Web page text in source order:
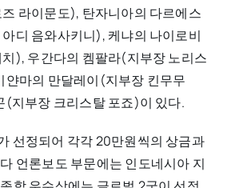
라이문도), 탄자니아의 다르에스
디 음와사키니), 케냐의 나이로비
), 우간다의 켐팔라(지부장 노리스
얀마의 만달레이(지부장 킨무무
(지부장 크리스탈 포죠)이 있다.
선정되어 각각 20만원씩의 상금과
언론보도 부문에는 인도네시아 지